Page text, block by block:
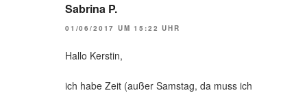
Sabrina P.
01/06/2017 UM 15:22 UHR
Hallo Kerstin,
ich habe Zeit (außer Samstag, da muss ich